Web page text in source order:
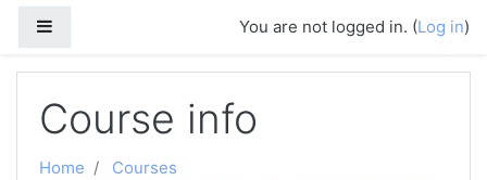
You are not logged in. (Log in)
Course info
Home
Courses